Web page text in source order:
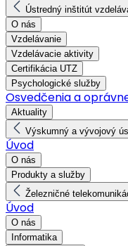
Ústredný inštitút
O nás
Vzdelávanie
Vzdelávacie aktivity
Certifikácia UTZ
Psychologické služby
Osvedčenia a
Aktuality
Výskumný a vývojový
Úvod
O nás
Produkty a služby
Železničné
Úvod
O nás
Informatika